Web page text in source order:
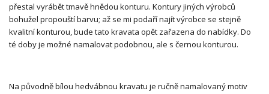
přestal vyrábět tmavě hnědou konturu. Kontury jiných výrobců
bohužel propouští barvu; až se mi podaří najít výrobce se stejně
kvalitní konturou, bude tato kravata opět zařazena do nabídky. Do
té doby je možné namalovat podobnou, ale s černou konturou.
Na původně bílou hedvábnou kravatu je ručně namalovaný motiv